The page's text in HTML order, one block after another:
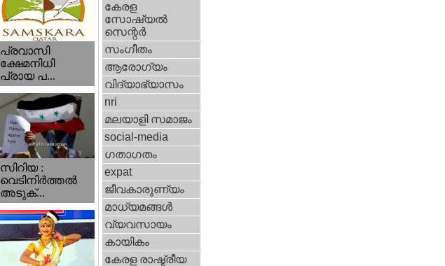
പ്രവാസി
ക്ഷേമനിധി
പ്രായ പ...
സിറിയ :
വെടിനിർത്തൽ
അടുക്...
കേരള
സോഷ്യല്‍
സെന്റര്‍
സംഗീതം
ആരോഗ്യം
വിദ്യാഭ്യാസം
nri
മലയാളി സമാജം
social-media
ഗതാഗതം
expat
ജീവകാരുണ്യം
മാധ്യമങ്ങള്‍
വ്യവസായം
കായികം
കേരള രാഷ്ട്രീയ